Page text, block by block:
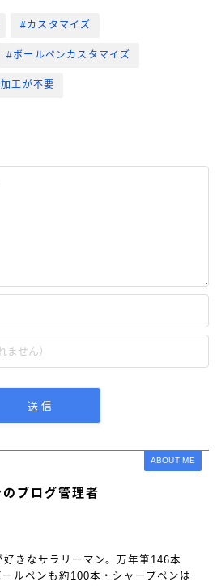
#カスタマイズ
#ボールペンカスタマイズ
工が不要
ABOUT ME
ブログ管理者
きなサラリーマン。万年筆146本
ルペンも約100本・シャープペンは